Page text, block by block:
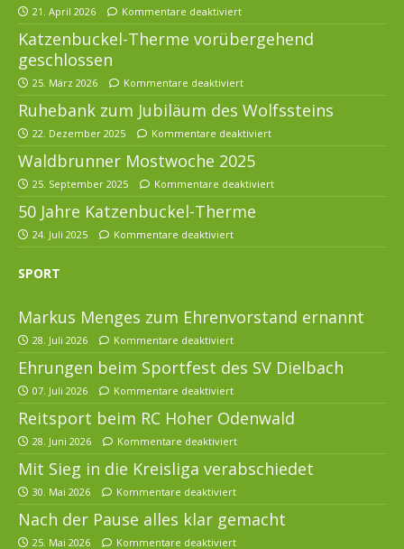
21. April 2026 Kommentare deaktiviert
Katzenbuckel-Therme vorübergehend
geschlossen
25. März 2026 Kommentare deaktiviert
Ruhebank zum Jubiläum des Wolfssteins
22. Dezember 2025 Kommentare deaktiviert
Waldbrunner Mostwoche 2025
25. September 2025 Kommentare deaktiviert
50 Jahre Katzenbuckel-Therme
24. Juli 2025 Kommentare deaktiviert
SPORT
Markus Menges zum Ehrenvorstand ernannt
28. Juli 2026 Kommentare deaktiviert
Ehrungen beim Sportfest des SV Dielbach
07. Juli 2026 Kommentare deaktiviert
Reitsport beim RC Hoher Odenwald
28. Juni 2026 Kommentare deaktiviert
Mit Sieg in die Kreisliga verabschiedet
30. Mai 2026 Kommentare deaktiviert
Nach der Pause alles klar gemacht
25. Mai 2026 Kommentare deaktiviert